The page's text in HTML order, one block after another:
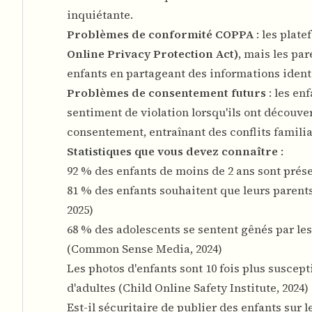
inquiétante.
Problèmes de conformité COPPA: les
Online Privacy Protection Act), mais les
enfants en partageant des informations
Problèmes de consentement futurs : les
sentiment de violation lorsqu'ils ont
consentement, entraînant des conflits
Statistiques que vous devez connaître :
92 % des enfants de moins de 2 ans sont
81 % des enfants souhaitent que leurs
2025)
68 % des adolescents se sentent gênés par
(Common Sense Media, 2024)
Les photos d'enfants sont 10 fois plus
d'adultes (Child Online Safety Institute, 2024)
Est-il sécuritaire de publier des enfants sur